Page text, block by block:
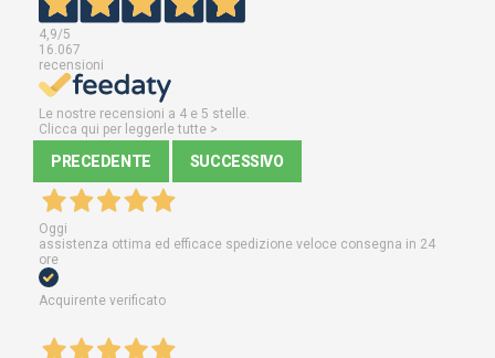
4,9/5
16.067
recensioni
Le nostre recensioni a 4 e 5 stelle.
Clicca qui per leggerle tutte >
PRECEDENTE SUCCESSIVO
Oggi
assistenza ottima ed efficace spedizione veloce consegna in 24
ore
Acquirente verificato